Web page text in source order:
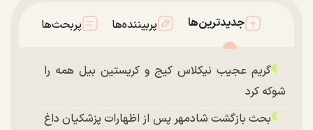
جدیدترین‌ها پربیننده‌ها پربحث‌ها
گریم عجیب نیکلاس کیج و کریستین بیل همه را
شوکه کرد
بحث بازگشت شادمهر پس از اظهارات پزشکیان داغ